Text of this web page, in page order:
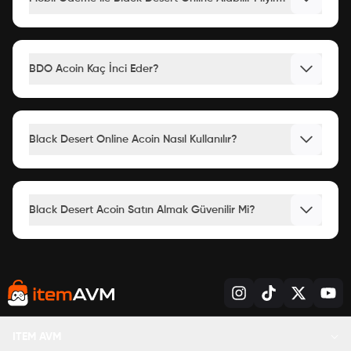
çıkarabilirsiniz. Aldığınız acoini kullanabilmek için
kazanabilir, oyunda başarılı olabilirsiniz.
Black Desert Online acoin satın al hizmetleri ile
hesabınıza bakiye yükleyin, bu bakiyeyi inciye
BDO Acoin Kaç İnci Eder?
Black Desert Online Acoin Nasıl Kullanılır?
Black Desert Acoin Satın Almak Güvenilir Mi?